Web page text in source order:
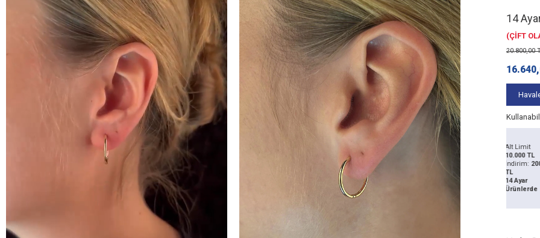
14
(ÇİFT
20.800,00
5.000
100
Ürünlerde
200 TL
Alt Limit